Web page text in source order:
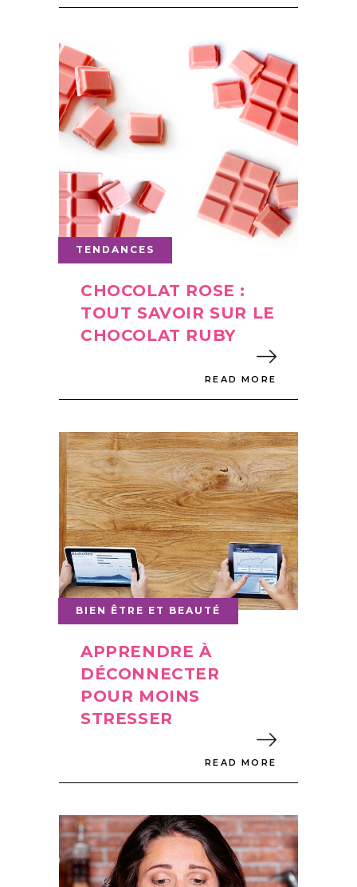
TENDANCES
CHOCOLAT ROSE :
TOUT SAVOIR SUR LE
CHOCOLAT RUBY
READ MORE
BIEN ÊTRE ET BEAUTÉ
APPRENDRE À
DÉCONNECTER
POUR MOINS
STRESSER
READ MORE